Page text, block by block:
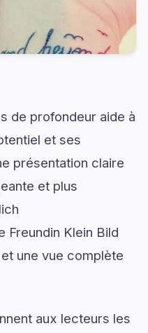
de profondeur aide à
et ses
présentation claire
et plus
Freundin Klein Bild
une vue complète
aux lecteurs les